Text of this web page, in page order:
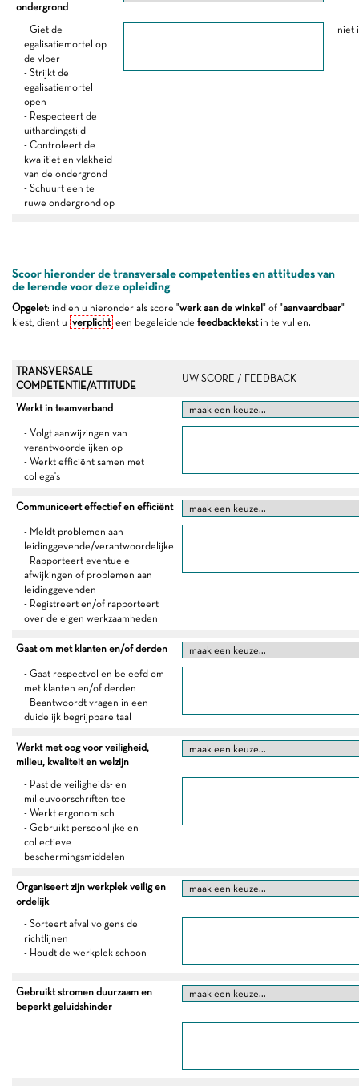
ondergrond
- Giet de
egalisatiemortel op
de vloer
- Strijkt de
egalisatiemortel
open
- Respecteert de
uithardingstijd
- Controleert de
kwalitiet en vlakheid
van de ondergrond
- Schuurt een te
ruwe ondergrond op
- niet
Scoor hieronder de transversale competenties en attitudes van
de lerende voor deze opleiding
Opgelet: indien u hieronder als score "werk aan de winkel " of "aanvaardbaar"
kiest, dient u verplicht een begeleidende feedbacktekstin te vullen.
TRANSVERSALE
COMPETENTIE/ATTITUDE
UW SCORE / FEEDBACK
Werkt in teamverband
- Volgt aanwijzingen van
verantwoordelijken op
- Werkt efficiënt samen met
collega's
Communiceert effectief en efficiënt
- Meldt problemen aan
leidinggevende/verantwoordelijke
- Rapporteert eventuele
afwijkingen of problemen aan
leidinggevenden
- Registreert en/of rapporteert
over de eigen werkzaamheden
Gaat om met klanten en/of derden
- Gaat respectvol en beleefd om
met klanten en/of derden
- Beantwoordt vragen in een
duidelijk begrijpbare taal
Werkt met oog voor veiligheid,
milieu, kwaliteit en welzijn
- Past de veiligheids- en
milieuvoorschriften toe
- Werkt ergonomisch
- Gebruikt persoonlijke en
collectieve
beschermingsmiddelen
Organiseert zijn werkplek veilig en
ordelijk
- Sorteert afval volgens de
richtlijnen
- Houdt de werkplek schoon
Gebruikt stromen duurzaam en
beperkt geluidshinder